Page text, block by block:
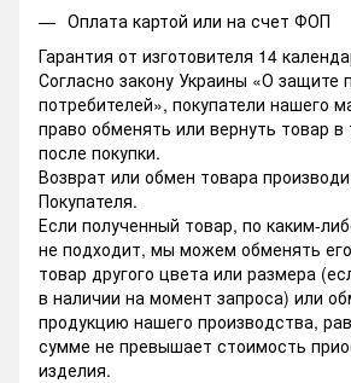
Оплата картой или на счет ФОП
Гарантия от изготовителя 14
Согласно закону Украины «О защите
потребителей», покупатели нашего
право обменять или вернуть товар в
после покупки.
Возврат или обмен товара
Покупателя.
Если полученный товар, по каким-
не подходит, мы можем обменять
товар другого цвета или размера
в наличии на момент запроса) или
продукцию нашего производства,
сумме не превышает стоимость
изделия.